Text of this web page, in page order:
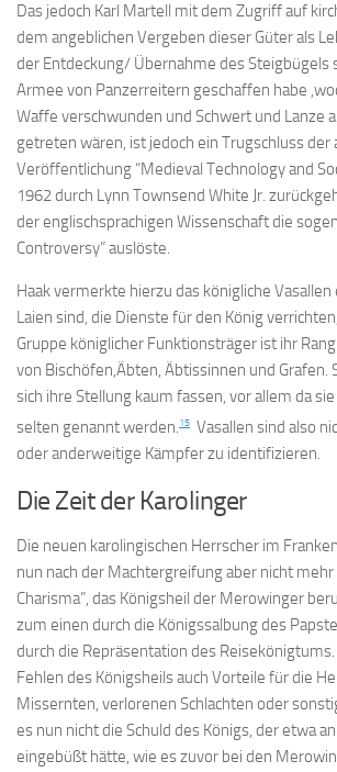
Das jedoch Karl Martell mit dem Zugriff auf
dem angeblichen Vergeben dieser Güter als
der Entdeckung/ Übernahme des Steigbügels
Armee von Panzerreitern geschaffen habe
Waffe verschwunden und Schwert und Lanze
getreten wären, ist jedoch ein Trugschluss der
Veröffentlichung “Medieval Technology and
1962 durch Lynn Townsend White Jr.
der englischsprachigen Wissenschaft die
Controversy” auslöste.
Haak vermerkte hierzu das königliche
Laien sind, die Dienste für den König
Gruppe königlicher Funktionsträger ist ihr
von Bischöfen,Äbten, Äbtissinnen und Grafen.
sich ihre Stellung kaum fassen, vor allem da
selten genannt werden.15 Vasallen sind also
oder anderweitige Kämpfer zu identifizieren.
Die Zeit der Karolinger
Die neuen karolingischen Herrscher im
nun nach der Machtergreifung aber nicht mehr
Charisma”, das Königsheil der Merowinger
zum einen durch die Königssalbung des
durch die Repräsentation des
Fehlen des Königsheils auch Vorteile für die
Missernten, verlorenen Schlachten oder
es nun nicht die Schuld des Königs, der etwa
eingebüßt hätte, wie es zuvor bei den